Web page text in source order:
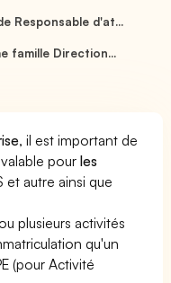
Responsable d'at...
famille Direction...
, il est important de
pourles
et autre ainsi que
plusieurs activités
qu'un
(pour Activité